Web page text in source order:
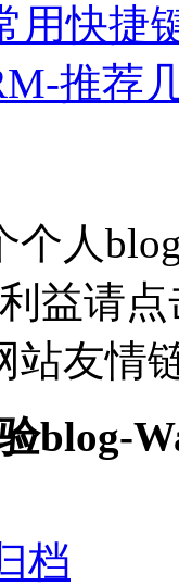
用快捷
推荐
个人
益请
站友情
blog-
档